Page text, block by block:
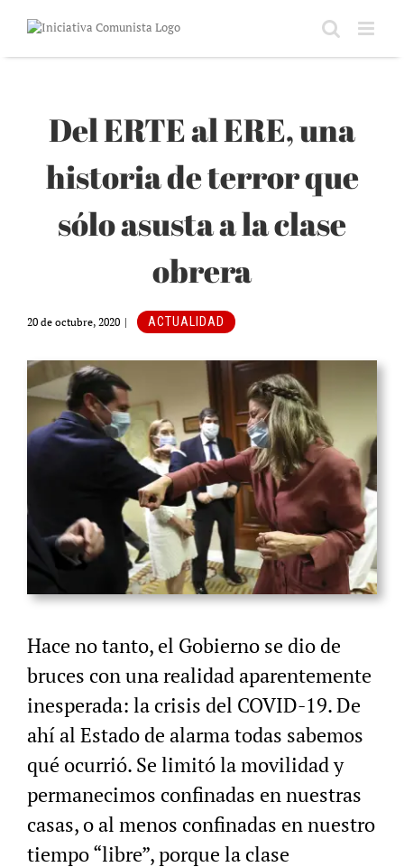
Del ERTE al ERE, una
historia de terror que
sólo asusta a la clase
obrera
20 de octubre, 2020 | ACTUALIDAD
Hace no tanto, el Gobierno se dio de
bruces con una realidad aparentemente
inesperada: la crisis del COVID-19. De
ahí al Estado de alarma todas sabemos
qué ocurrió. Se limitó la movilidad y
permanecimos confinadas en nuestras
casas, o al menos confinadas en nuestro
tiempo “libre”, porque la clase